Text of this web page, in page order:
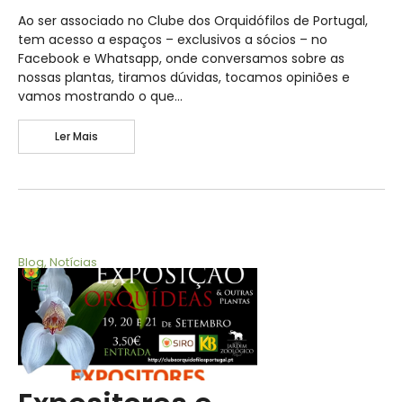
Ao ser associado no Clube dos Orquidófilos de Portugal,
tem acesso a espaços – exclusivos a sócios – no
Facebook e Whatsapp, onde conversamos sobre as
nossas plantas, tiramos dúvidas, tocamos opiniões e
vamos mostrando o que…
Ler Mais
Blog, Notícias